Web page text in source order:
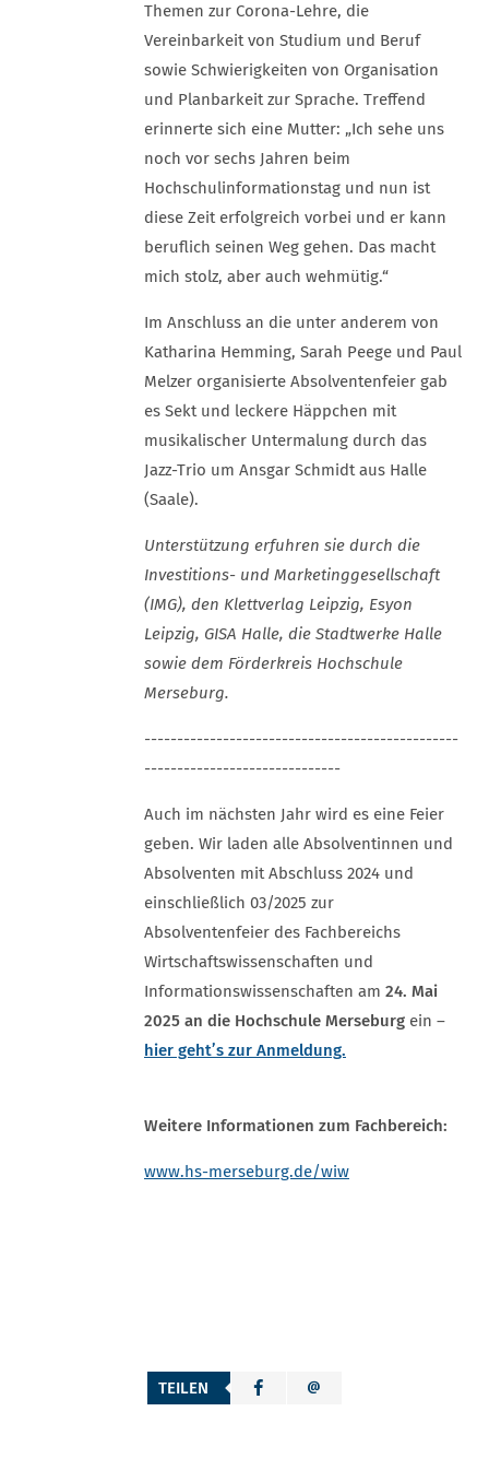
Themen zur Corona-Lehre, die
Vereinbarkeit von Studium und Beruf
sowie Schwierigkeiten von Organisation
und Planbarkeit zur Sprache. Treffend
erinnerte sich eine Mutter: „Ich sehe uns
noch vor sechs Jahren beim
Hochschulinformationstag und nun ist
diese Zeit erfolgreich vorbei und er kann
beruflich seinen Weg gehen. Das macht
mich stolz, aber auch wehmütig.“
Im Anschluss an die unter anderem von
Katharina Hemming, Sarah Peege und Paul
Melzer organisierte Absolventenfeier gab
es Sekt und leckere Häppchen mit
musikalischer Untermalung durch das
Jazz-Trio um Ansgar Schmidt aus Halle
(Saale).
Unterstützung erfuhren sie durch die
Investitions- und Marketinggesellschaft
(IMG), den Klettverlag Leipzig, Esyon
Leipzig, GISA Halle, die Stadtwerke Halle
sowie dem Förderkreis Hochschule
Merseburg.
------------------------------------------------
------------------------------
Auch im nächsten Jahr wird es eine Feier
geben. Wir laden alle Absolventinnen und
Absolventen mit Abschluss 2024 und
einschließlich 03/2025 zur
Absolventenfeier des Fachbereichs
Wirtschaftswissenschaften und
Informationswissenschaften am 24. Mai
2025 an die Hochschule Merseburg ein –
hier geht’s zur Anmeldung.
Weitere Informationen zum Fachbereich:
www.hs-merseburg.de/wiw
TEILEN